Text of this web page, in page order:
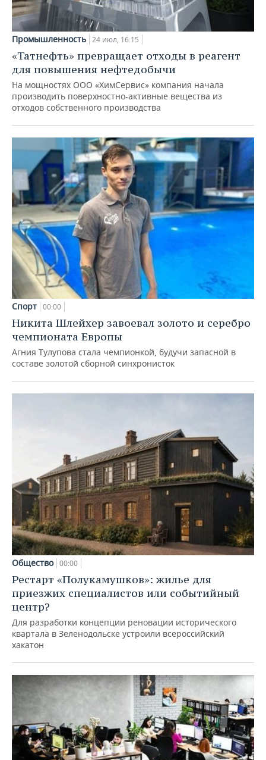
Промышленность 24 июл, 16:15
«Татнефть» превращает отходы в реагент
для повышения нефтедобычи
На мощностях ООО «ХимСервис» компания начала
производить поверхностно-активные вещества из
отходов собственного производства
Спорт 00:00
Никита Шлейхер завоевал золото и серебро
чемпионата Европы
Агния Тулупова стала чемпионкой, будучи запасной в
составе золотой сборной синхронисток
Общество 00:00
Рестарт «Полукамушков»: жилье для
приезжих специалистов или событийный
центр?
Для разработки концепции реновации исторического
квартала в Зеленодольске устроили всероссийский
хакатон